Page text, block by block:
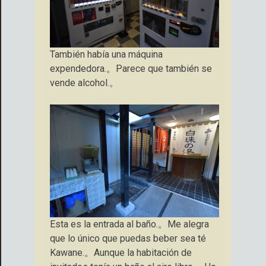
También había una máquina
expendedora.。Parece que también se
vende alcohol.。
Esta es la entrada al baño.。Me alegra
que lo único que puedas beber sea té
Kawane.。Aunque la habitación de